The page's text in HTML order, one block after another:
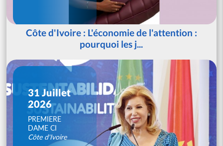
Côte d'Ivoire : L'économie de l'attention :
pourquoi les j...
31 Juillet
2026
PREMIERE
DAME CI
Côte d'Ivoire